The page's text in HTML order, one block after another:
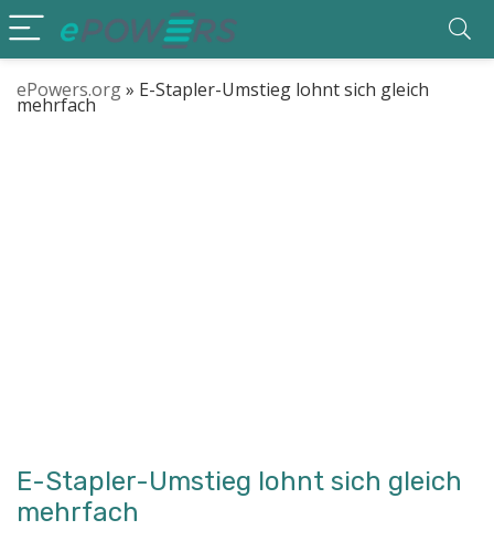
ePowers.org» E-Stapler-Umstieg lohnt sich gleich
mehrfach
E-Stapler-Umstieg lohnt sich gleich
mehrfach